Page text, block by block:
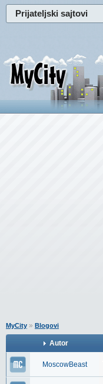
Prijateljski sajtovi
MyCity » Blogovi
Autor
MoscowBeast